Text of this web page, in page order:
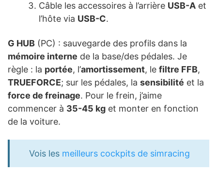
Câble les accessoires à l’arrière USB-A et
l’hôte via USB-C.
G HUB (PC) : sauvegarde des profils dans la
mémoire interne de la base/des pédales. Je
règle : la portée, l’amortissement, le filtre FFB,
TRUEFORCE; sur les pédales, la sensibilité et la
force de freinage. Pour le frein, j’aime
commencer à 35-45 kg et monter en fonction
de la voiture.
Vois les meilleurs cockpits de simracing